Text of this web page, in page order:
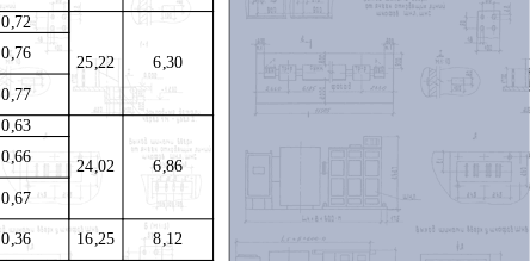
0,72
25,22 6,30
0,76
0,77
0,63
24,02 6,86
0,66
0,67
0,36 16,25
8,12